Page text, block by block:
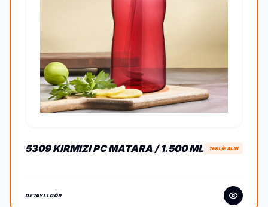
5309 KIRMIZI PC MATARA / 1.500 ML TEKLİF ALIN
DETAYLI GÖR